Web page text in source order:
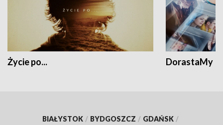
Życie po... DorastaMy
BIAŁYSTOK / BYDGOSZCZ / GDAŃSK /